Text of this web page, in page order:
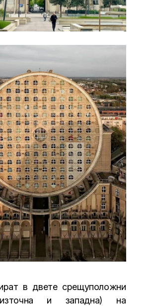
в двете срещуположни
и западна) на